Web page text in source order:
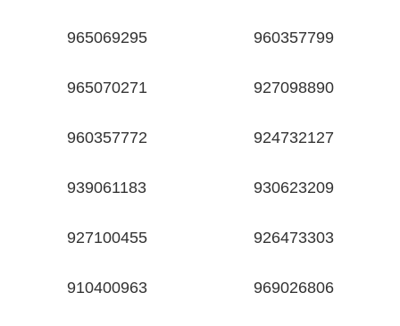
965069295 960357799
965070271 927098890
960357772 924732127
939061183 930623209
927100455 926473303
910400963 969026806